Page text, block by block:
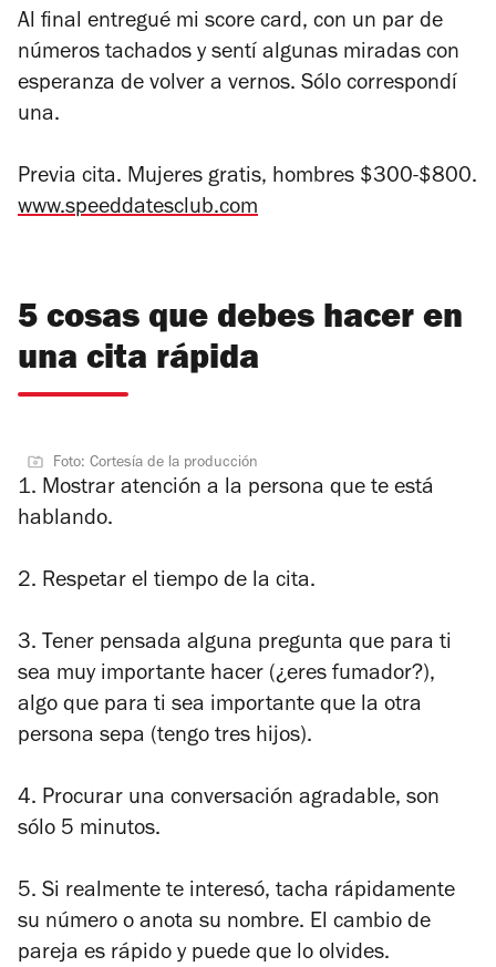
Al final entregué mi score card, con un par de
números tachados y sentí algunas miradas con
esperanza de volver a vernos. Sólo correspondí
una.
Previa cita. Mujeres gratis, hombres $300-$800.
www.speeddatesclub.com
5 cosas que debes hacer en
una cita rápida
Foto: Cortesía de la producción
1. Mostrar atención a la persona que te está
hablando.
2. Respetar el tiempo de la cita.
3. Tener pensada alguna pregunta que para ti
sea muy importante hacer (¿eres fumador?),
algo que para ti sea importante que la otra
persona sepa (tengo tres hijos).
4. Procurar una conversación agradable, son
sólo 5 minutos.
5. Si realmente te interesó, tacha rápidamente
su número o anota su nombre. El cambio de
pareja es rápido y puede que lo olvides.